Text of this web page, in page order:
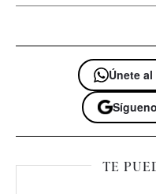
Únete
TE